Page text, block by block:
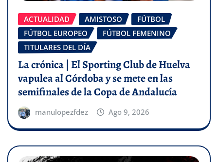
ACTUALIDAD AMISTOSO
FÚTBOL
FÚTBOL EUROPEO
FÚTBOL FEMENINO
TITULARES DEL DÍA
La crónica | El Sporting Club de Huelva
vapulea al Córdoba y se mete en las
semifinales de la Copa de Andalucía
manulopezfdez Ago 9, 2026